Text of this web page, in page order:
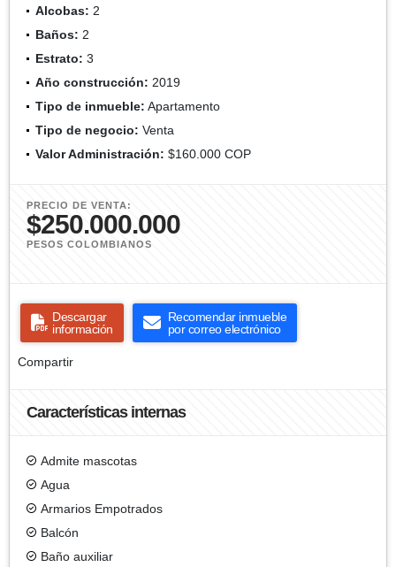
Alcobas: 2
Baños: 2
Estrato: 3
Año construcción: 2019
Tipo de inmueble: Apartamento
Tipo de negocio: Venta
Valor Administración: $160.000 COP
PRECIO DE VENTA:
$250.000.000
PESOS COLOMBIANOS
Descargar
información
Recomendar inmueble
por correo electrónico
Compartir
Características internas
Admite mascotas
Agua
Armarios Empotrados
Balcón
Baño auxiliar